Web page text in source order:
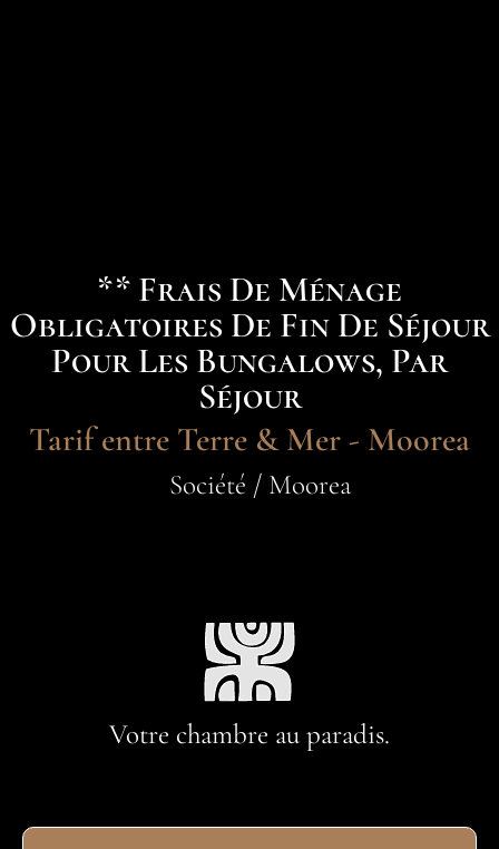
** Frais De Ménage
Obligatoires De Fin De Séjour
Pour Les Bungalows, Par
Séjour
Tarif entre Terre & Mer - Moorea
Société / Moorea
Votre chambre au paradis.